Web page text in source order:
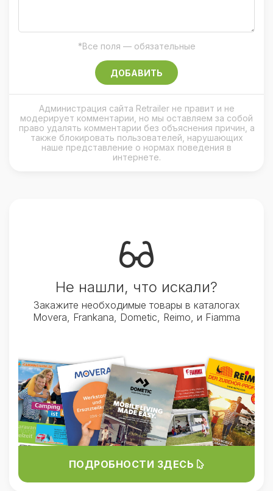
*Все поля — обязательные
ДОБАВИТЬ
Администрация сайта Retrailer не правит и не
модерирует комментарии, но мы оставляем за собой
право удалять комментарии без объяснения причин, а
также блокировать пользователей, нарушающих
наше представление о нормах поведения в
интернете.
Не нашли, что искали?
Закажите необходимые товары в каталогах
Movera, Frankana, Dometic, Reimo, и Fiamma
ПОДРОБНОСТИ ЗДЕСЬ